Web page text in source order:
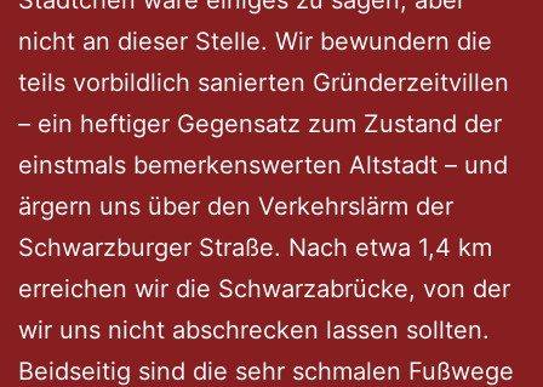
nicht an dieser Stelle. Wir bewundern die
teils vorbildlich sanierten Gründerzeitvillen
– ein heftiger Gegensatz zum Zustand der
einstmals bemerkenswerten Altstadt – und
ärgern uns über den Verkehrslärm der
Schwarzburger Straße. Nach etwa 1,4 km
erreichen wir die Schwarzabrücke, von der
wir uns nicht abschrecken lassen sollten.
Beidseitig sind die sehr schmalen Fußwege